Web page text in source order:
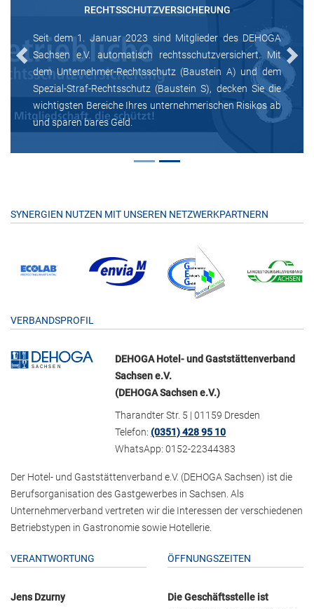
RECHTSSCHUTZVERSICHERUNG
Seit dem 1. Januar 2023 sind Mitglieder des DEHOGA
Sachsen e.V. automatisch rechtsschutzversichert. Mit
dem Unternehmer-Rechtsschutz (Baustein A) und dem
Spezial-Straf-Rechtsschutz (Baustein S), decken Sie die
wichtigsten Bereiche Ihres unternehmerischen Risikos ab
und sparen bares Geld.
Previous Next
SYNERGIEN NUTZEN MIT UNSEREN NETZWERKPARTNERN
VERBANDSPROFIL
DEHOGA Hotel- und Gaststättenverband
Sachsen e.V.
(DEHOGA Sachsen e.V.)
Tharandter Str. 5 | 01159 Dresden
Telefon:(0351) 428 95 10
WhatsApp: 0152-22344383
Der Hotel- und Gaststättenverband e.V. (DEHOGA Sachsen) ist die
Berufsorganisation des Gastgewerbes in Sachsen. Als
Unternehmerverband vertreten wir die Interessen der verschiedenen
Betriebstypen in Gastronomie sowie Hotellerie.
VERANTWORTUNG
Jens Dzurny
ÖFFNUNGSZEITEN
Die Geschäftsstelle ist